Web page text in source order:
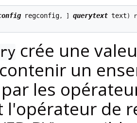
regconfig, querytext text )
crée une
un
les
l'opérateur de